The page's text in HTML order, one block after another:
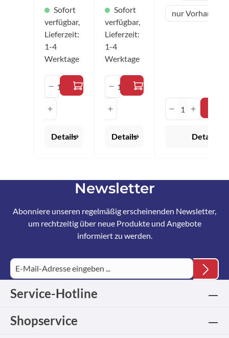
Haltbarkeit
und
Griffigkeit
der Beläge.
Mit dem
praktischen
lässt sich
die
Flüssigkeit
dosieren.
Anwendung
einsprühen,
Kunstleder-
Die übrige
Reinigungsfl
Schmutzpar
tikel mit der
saugfähigen
Chamoisled
erseite
- Der Belag
ist wieder
Sofort
verfügbar,
Lieferzeit:
1-4
Werktage
Produkt Anzahl: Gib den
Details
Sofort
verfügbar,
Lieferzeit:
1-4
Werktage
Produkt Anzahl: Gib
Details
nur Vorhand-
Produkt
Details
Newsletter
Abonniere unseren regelmäßig erscheinenden Newsletter,
um rechtzeitig über neue Produkte und Angebote
informiert zu werden.
Service-Hotline
Shopservice